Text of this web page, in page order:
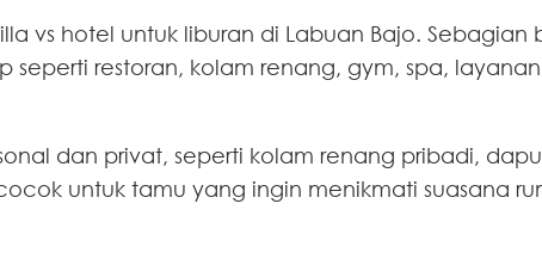
vs hotel untuk liburan di Labuan Bajo. Sebagian
restoran, kolam renang, gym, spa,
dan privat, seperti kolam renang pribadi,
untuk tamu yang ingin menikmati suasana